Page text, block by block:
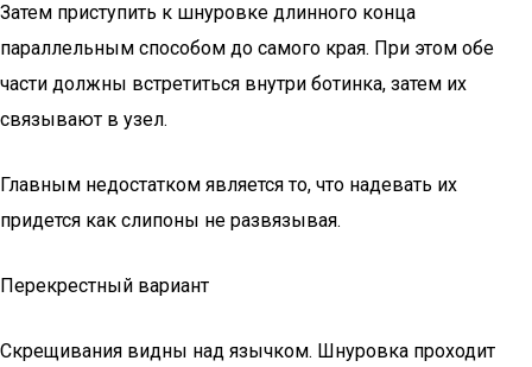
Затем приступить к шнуровке длинного конца
параллельным способом до самого края. При этом обе
части должны встретиться внутри ботинка, затем их
связывают в узел.
Главным недостатком является то, что надевать их
придется как слипоны не развязывая.
Перекрестный вариант
Скрещивания видны над язычком. Шнуровка проходит